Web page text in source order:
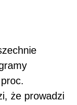
że prowadzi